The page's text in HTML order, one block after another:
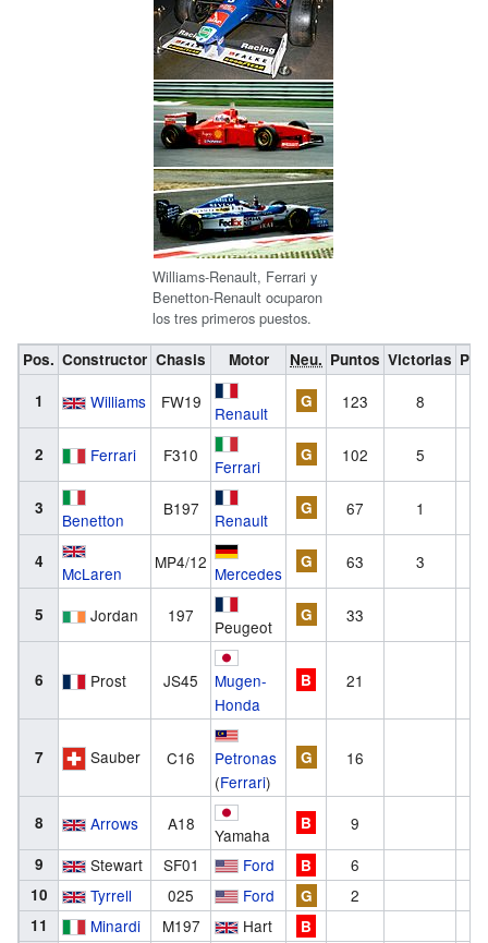
Williams-Renault, Ferrari y
Benetton-Renault ocuparon
los tres primeros puestos.
Pos. Constructor Chasis Motor Neu. Puntos Victorias
1
Williams FW19
Renault
G 123 8
2 Ferrari F310
Ferrari
G 102 5
3
Benetton
B197
Renault
G 67 1
4
McLaren
MP4/12
Mercedes
G 63 3
5 Jordan 197
Peugeot
G 33
6 Prost JS45
Mugen-
Honda
B 21
7 Sauber C16
Petronas
(Ferrari)
G 16
8 Arrows A18
Yamaha
B 9
9 Stewart SF01 Ford B 6
10 Tyrrell 025 Ford G 2
11 Minardi M197 Hart
B